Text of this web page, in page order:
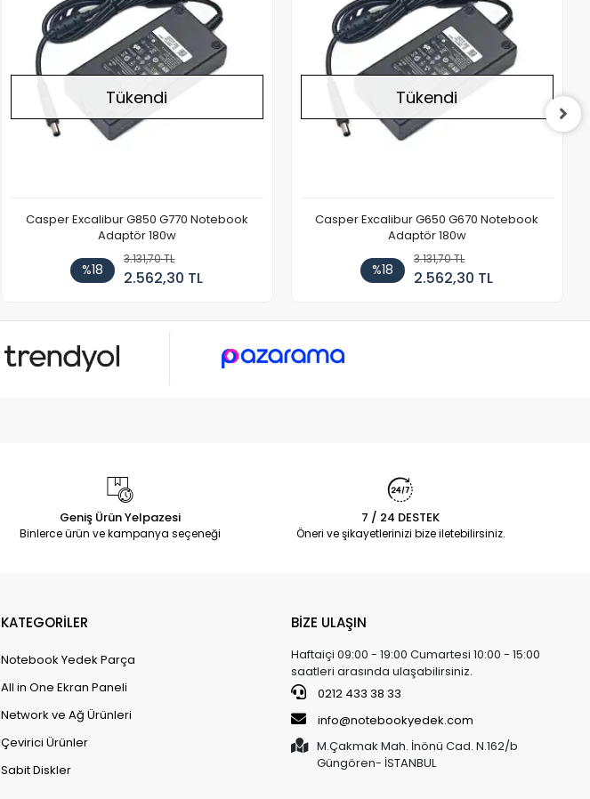
Tükendi
Casper Excalibur G850 G770 Notebook
Adaptör 180w
%18
3.131,70 TL
2.562,30 TL
Tükendi
Casper Excalibur G650 G670 Notebook
Adaptör 180w
%18
3.131,70 TL
2.562,30 TL
Geniş Ürün Yelpazesi
Binlerce ürün ve kampanya seçeneği
7 / 24 DESTEK
Öneri ve şikayetlerinizi bize iletebilirsiniz.
KATEGORİLER
Notebook Yedek Parça
All in One Ekran Paneli
Network ve Ağ Ürünleri
Çevirici Ürünler
Sabit Diskler
BİZE ULAŞIN
Haftaiçi 09:00 - 19:00 Cumartesi 10:00 - 15:00
saatleri arasında ulaşabilirsiniz.
0212 433 38 33
info@notebookyedek.com
M.Çakmak Mah. İnönü Cad. N.162/b
Güngören- İSTANBUL